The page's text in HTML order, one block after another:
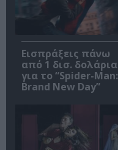
Εισπράξεις πάνω
από 1 δισ. δολάρια
για το “Spider-Man:
Brand New Day”